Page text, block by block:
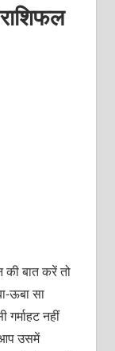
की बात करें तो
ऊबा सा
नहीं
आप उसमें